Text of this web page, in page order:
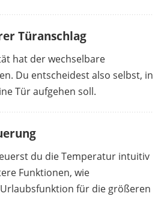
Türanschlag
hat der wechselbare
Du entscheidest also selbst, in
Tür aufgehen soll.
du die Temperatur intuitiv
Funktionen, wie
für die größeren